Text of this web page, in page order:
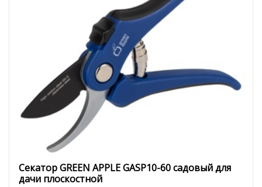
Секатор GREEN APPLE GASP10-60 садовый для
дачи плоскостной